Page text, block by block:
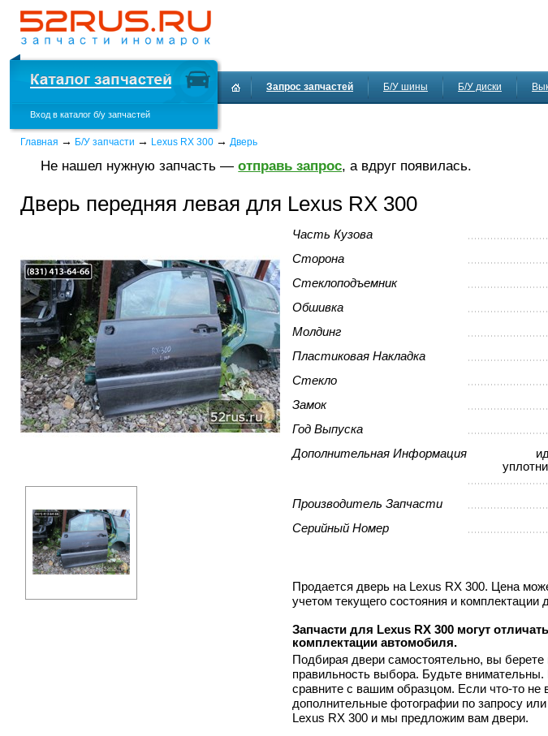
Вход в каталог б/у запчастей
Запрос запчастей Б/У шины Б/У диски
Главная → Б/У запчасти → Lexus RX 300 → Дверь
Не нашел нужную запчасть —отправь запрос, а вдруг появилась.
Дверь передняя левая для Lexus RX 300
Часть Кузова
Сторона
Стеклоподъемник
Обшивка
Молдинг
Пластиковая Накладка
Стекло
Замок
Год Выпуска
Дополнительная Информация
Производитель Запчасти
Серийный Номер
Продается дверь на Lexus RX 300. Цена
учетом текущего состояния и комплектации
Запчасти для Lexus RX 300 могут
комплектации автомобиля.
Подбирая двери самостоятельно, вы берете
правильность выбора. Будьте
сравните с вашим образцом. Если что-то
дополнительные фотографии по запросу
Lexus RX 300 и мы предложим вам двери.